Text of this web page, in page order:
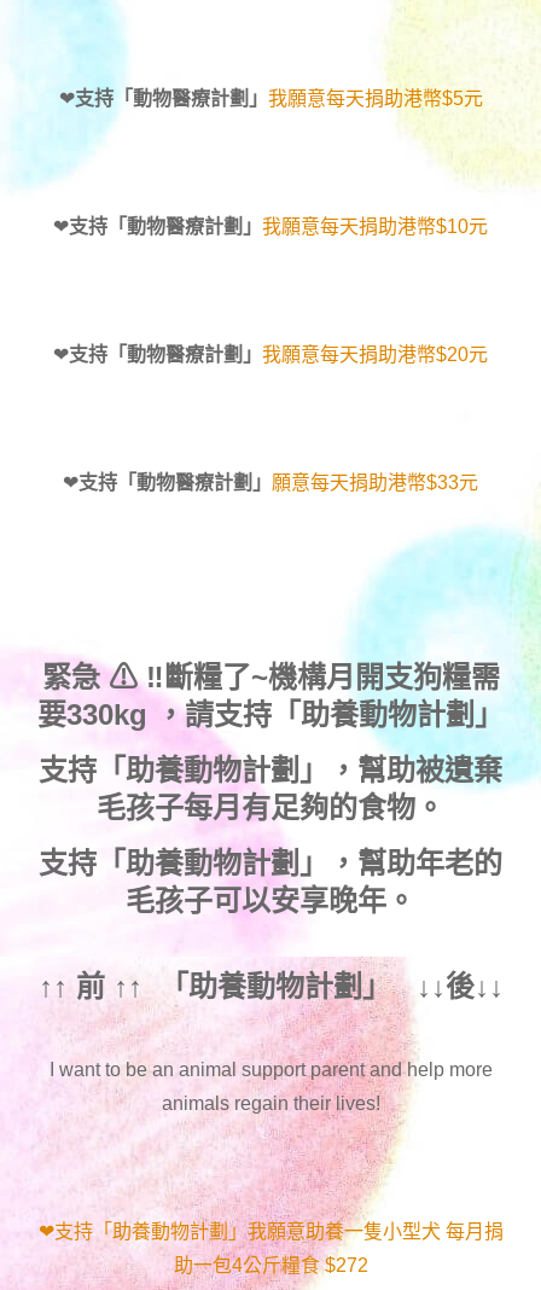
❤支持「動物醫療計劃」 我願意每天捐助港幣$5元
❤支持「動物醫療計劃」 我願意每天捐助港幣$10元
❤支持「動物醫療計劃」 我願意每天捐助港幣$20元
❤支持「動物醫療計劃」 願意每天捐助港幣$33元
緊急 ⚠ ‼斷糧了~機構月開支狗糧需
要330kg ，請支持「助養動物計劃」
支持 「助養動物計劃」
，幫助被遺棄
毛孩子每月有足夠的食物。
支持 「助養動物計劃」
，幫助年老的
毛孩子可以安享晚年。
↑↑ 前 ↑↑ 「助養動物計劃」 ↓↓後↓↓
I want to be an animal support parent and help more
animals regain their lives!
❤支持「助養動物計劃」我願意助養一隻小型犬 每月捐
助一包4公斤糧食 $272